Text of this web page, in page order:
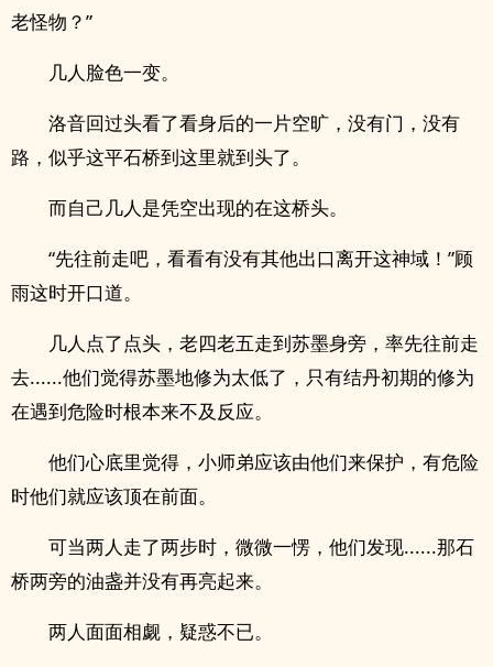
老怪物？”
几人脸色一变。
洛音回过头看了看身后的一片空旷，没有门，没有
路，似乎这平石桥到这里就到头了。
而自己几人是凭空出现的在这桥头。
“先往前走吧，看看有没有其他出口离开这神域！”顾
雨这时开口道。
几人点了点头，老四老五走到苏墨身旁，率先往前走
去......他们觉得苏墨地修为太低了，只有结丹初期的修为
在遇到危险时根本来不及反应。
他们心底里觉得，小师弟应该由他们来保护，有危险
时他们就应该顶在前面。
可当两人走了两步时，微微一愣，他们发现......那石
桥两旁的油盏并没有再亮起来。
两人面面相觑，疑惑不已。